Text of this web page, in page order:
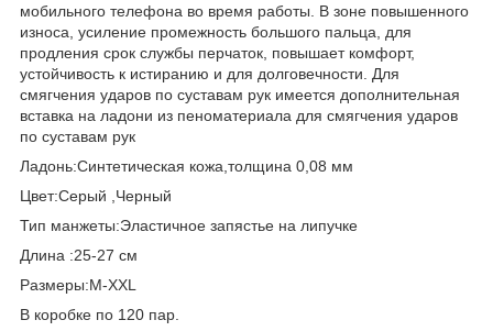
мобильного телефона во время работы. В зоне повышенного
износа, усиление промежность большого пальца, для
продления срок службы перчаток, повышает комфорт,
устойчивость к истиранию и для долговечности. Для
смягчения ударов по суставам рук имеется дополнительная
вставка на ладони из пеноматериала для смягчения ударов
по суставам рук
Ладонь:Синтетическая кожа,толщина 0,08 мм
Цвет:Серый ,Черный
Тип манжеты:Эластичное запястье на липучке
Длина :25-27 см
Размеры:M-XXL
В коробке по 120 пар.